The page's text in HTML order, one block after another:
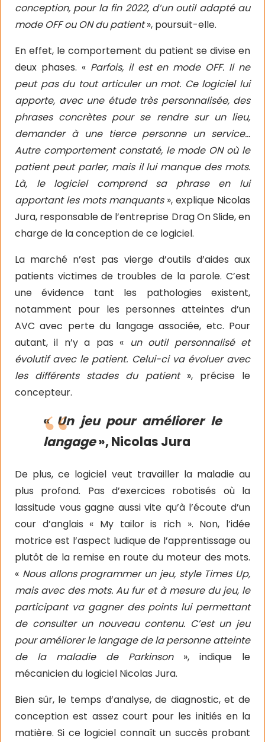
conception, pour la fin 2022, d’un outil adapté au
mode OFF ou ON du patient», poursuit-elle.
En effet, le comportement du patient se divise en
deux phases. «Parfois, il est en mode OFF. Il ne
peut pas du tout articuler un mot. Ce logiciel lui
apporte, avec une étude très personnalisée, des
phrases concrètes pour se rendre sur un lieu,
demander à une tierce personne un service…
Autre comportement constaté, le mode ON où le
patient peut parler, mais il lui manque des mots.
Là, le logiciel comprend sa phrase en lui
apportant les mots manquants», explique Nicolas
Jura, responsable de l’entreprise Drag On Slide, en
charge de la conception de ce logiciel.
La marché n’est pas vierge d’outils d’aides aux
patients victimes de troubles de la parole. C’est
une évidence tant les pathologies existent,
notamment pour les personnes atteintes d’un
AVC avec perte du langage associée, etc. Pour
autant, il n’y a pas « un outil personnalisé et
évolutif avec le patient. Celui-ci va évoluer avec
les différents stades du patient», précise le
concepteur.
« Un jeu pour améliorer le
langage», Nicolas Jura
De plus, ce logiciel veut travailler la maladie au
plus profond. Pas d’exercices robotisés où la
lassitude vous gagne aussi vite qu’à l’écoute d’un
cour d’anglais « My tailor is rich ». Non, l’idée
motrice est l’aspect ludique de l’apprentissage ou
plutôt de la remise en route du moteur des mots.
« Nous allons programmer un jeu, style Times Up,
mais avec des mots. Au fur et à mesure du jeu, le
participant va gagner des points lui permettant
de consulter un nouveau contenu. C’est un jeu
pour améliorer le langage de la personne atteinte
de la maladie de Parkinson», indique le
mécanicien du logiciel Nicolas Jura.
Bien sûr, le temps d’analyse, de diagnostic, et de
conception est assez court pour les initiés en la
matière. Si ce logiciel connaît un succès probant